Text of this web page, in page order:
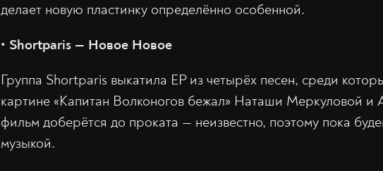
делает новую пластинку определённо особенной.
•‎ Shortparis — Новое Новое
Группа Shortparis выкатила EP из четырёх песен, среди
картине «Капитан Волконогов бежал» Наташи Меркуловой и
фильм доберётся до проката — неизвестно, поэтому пока
музыкой.